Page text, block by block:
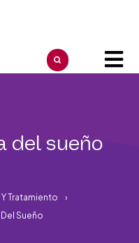
del sueño
Tratamiento
Sueño